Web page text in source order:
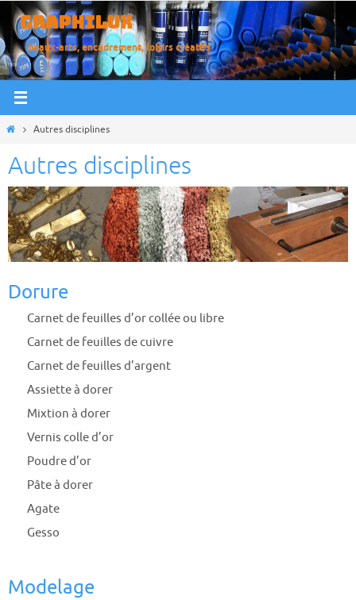
Passer
vers
le
contenu
GRAPHILUX
beaux-arts, encadrement, loisirs créatifs
HomeAutres disciplines
Autres disciplines
Dorure
Carnet de feuilles d’or collée ou libre
Carnet de feuilles de cuivre
Carnet de feuilles d’argent
Assiette à dorer
Mixtion à dorer
Vernis colle d’or
Poudre d’or
Pâte à dorer
Agate
Gesso
Modelage